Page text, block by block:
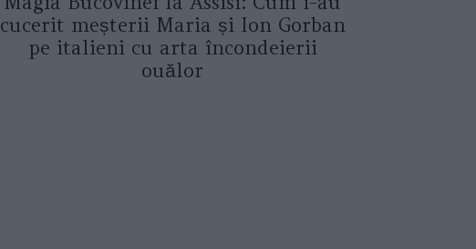
cucerit meșterii Maria și Ion Gorban
pe italieni cu arta încondeierii
ouălor